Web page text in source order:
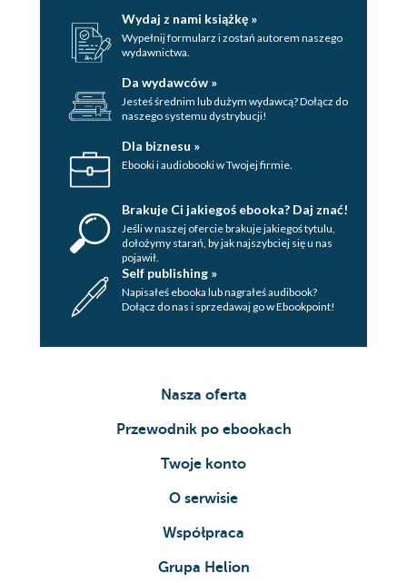
Wydaj z nami książkę »
Wypełnij formularz i zostań autorem naszego
wydawnictwa.
Da wydawców »
Jesteś średnim lub dużym wydawcą? Dołącz do
naszego systemu dystrybucji!
Dla biznesu »
Ebooki i audiobooki w Twojej firmie.
Brakuje Ci jakiegoś ebooka? Daj znać!
Jeśli w naszej ofercie brakuje jakiegoś tytulu,
dołożymy starań, by jak najszybciej się u nas
pojawił.
Self publishing »
Napisałeś ebooka lub nagrałeś audibook?
Dołącz do nas i sprzedawaj go w Ebookpoint!
Nasza oferta
Przewodnik po ebookach
Twoje konto
O serwisie
Współpraca
Grupa Helion